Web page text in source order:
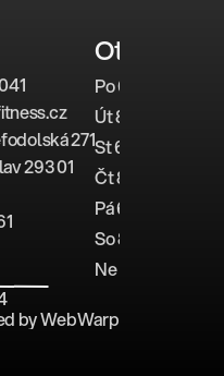
271
293 01
Otevírací
Po 6:30–12:00
Út 8:00–12:00
St 6:30–12:00
Čt 8:00–12:00
Pá 6:30–12:00
So 8:00–13:00
Ne 8:00–13:00
by WebWarp